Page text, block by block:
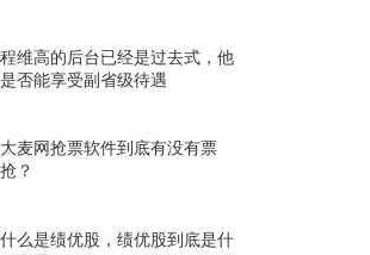
程维高的后台已经是过去式，他
是否能享受副省级待遇
大麦网抢票软件到底有没有票
抢？
什么是绩优股，绩优股到底是什